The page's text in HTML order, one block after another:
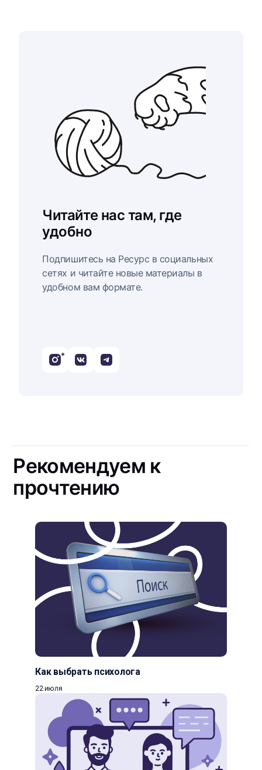
Читайте нас там, где
удобно
Подпишитесь на Ресурс в социальных
сетях и читайте новые материалы в
удобном вам формате.
*
Рекомендуем к
прочтению
Как выбрать психолога
22 июля